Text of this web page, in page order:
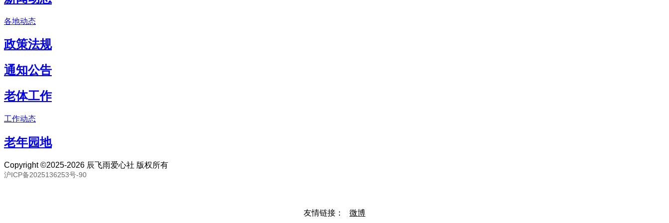
各地动态
政策法规
通知公告
老体工作
工作动态
老年园地
Copyright ©2025-2026 辰飞雨爱心社 版权所有
沪ICP备2025136253号-90
友情链接： 微博